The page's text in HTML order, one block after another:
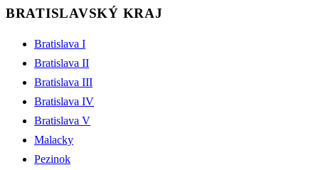
BRATISLAVSKÝ KRAJ
Bratislava I
Bratislava II
Bratislava III
Bratislava IV
Bratislava V
Malacky
Pezinok